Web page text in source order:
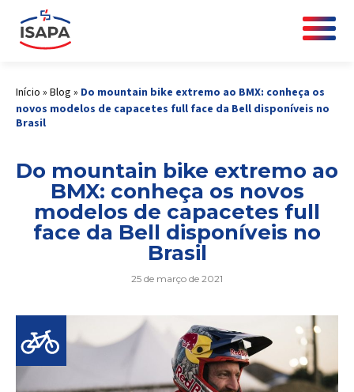
Início » Blog » Do mountain bike extremo ao BMX: conheça os
novos modelos de capacetes full face da Bell disponíveis no
Brasil
Do mountain bike extremo ao
BMX: conheça os novos
modelos de capacetes full
face da Bell disponíveis no
Brasil
25 de março de 2021